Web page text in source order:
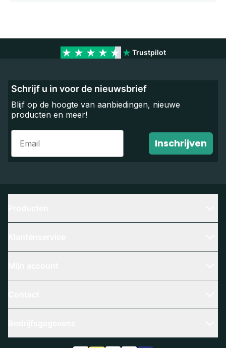
Trustpilot
Schrijf u in voor de nieuwsbrief
Blijf op de hoogte van aanbiedingen, nieuwe
producten en meer!
Email
Inschrijven